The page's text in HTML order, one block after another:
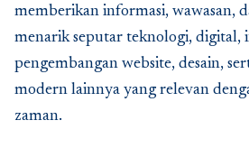
memberikan informasi, wawasan,
menarik seputar teknologi, digital,
pengembangan website, desain,
modern lainnya yang relevan
zaman.